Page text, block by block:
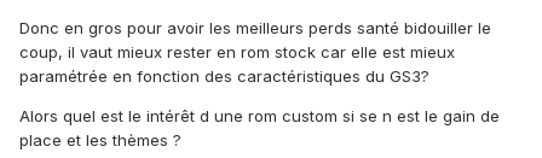
Donc en gros pour avoir les meilleurs perds santé bidouiller le
coup, il vaut mieux rester en rom stock car elle est mieux
paramétrée en fonction des caractéristiques du GS3?
Alors quel est le intérêt d une rom custom si se n est le gain de
place et les thèmes ?